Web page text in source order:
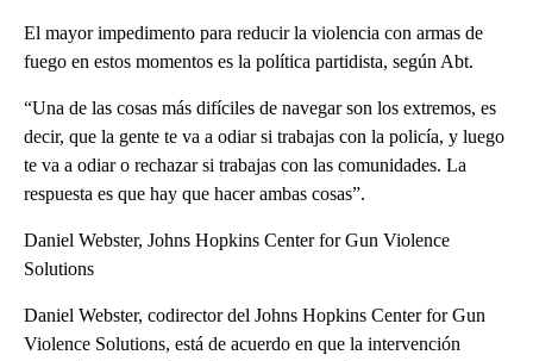
El mayor impedimento para reducir la violencia con armas de
fuego en estos momentos es la política partidista, según Abt.
“Una de las cosas más difíciles de navegar son los extremos, es
decir, que la gente te va a odiar si trabajas con la policía, y luego
te va a odiar o rechazar si trabajas con las comunidades. La
respuesta es que hay que hacer ambas cosas”.
Daniel Webster, Johns Hopkins Center for Gun Violence
Solutions
Daniel Webster, codirector del Johns Hopkins Center for Gun
Violence Solutions, está de acuerdo en que la intervención